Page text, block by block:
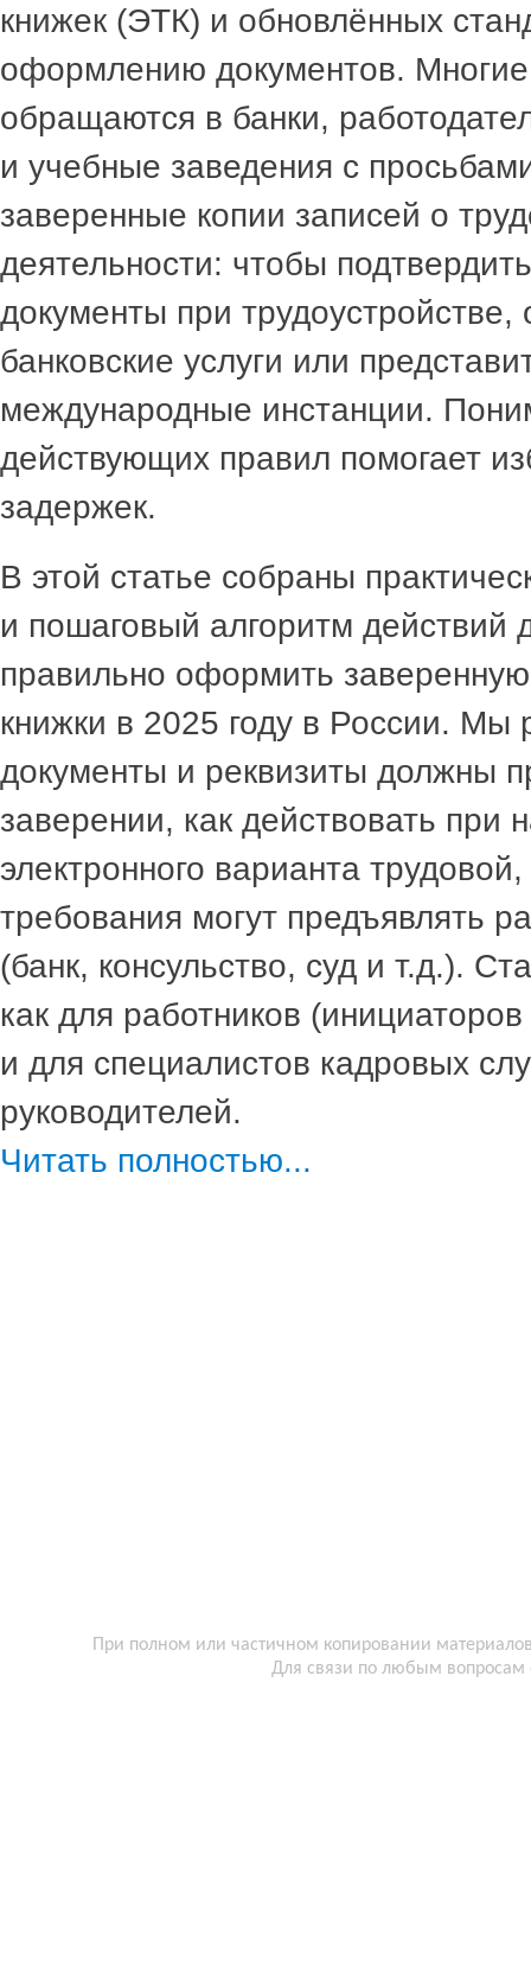
книжек (ЭТК) и обновлённых
оформлению документов.
обращаются в банки,
и учебные заведения с
заверенные копии записей о
деятельности: чтобы
документы при
банковские услуги или
международные инстанции.
действующих правил помогает
задержек.
В этой статье собраны
и пошаговый алгоритм действий
правильно оформить
книжки в 2025 году в России. Мы
документы и реквизиты должны
заверении, как действовать при
электронного варианта
требования могут предъявлять
(банк, консульство, суд и т.д.).
как для работников
и для специалистов кадровых
руководителей.
Читать полностью...
При полном или частичном копировании
Для связи по любым